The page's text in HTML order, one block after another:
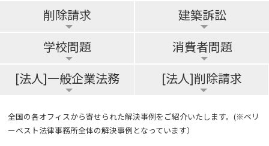
削除請求
建築訴訟
学校問題
消費者問題
[法人]一般企業法務
[法人]削除請求
全国の各オフィスから寄せられた解決事例をご紹介いたします。(※ベリ
ーベスト法律事務所全体の解決事例となっています）